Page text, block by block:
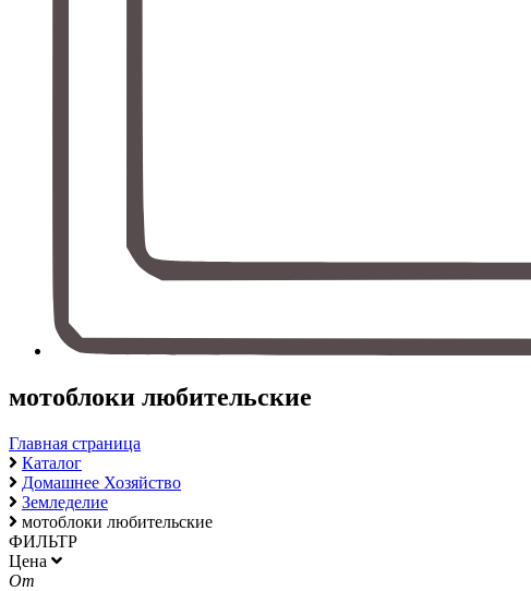
мотоблоки любительские
Главная страница
Каталог
Домашнее Хозяйство
Земледелие
мотоблоки любительские
ФИЛЬТР
Цена
От